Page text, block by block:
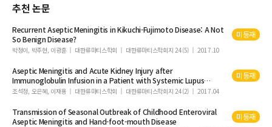
조직 배양된 실험쥐 해마부위 신경원의 전기적 발작 손상에 대한 발열의 영향
DeSanctis-Cacchione 증후군 1례
경련과 의식소실을 주소로 내원한 Estein-Barr 바이러스 연관성 혈구탐식성 림프조
직구증 1례
뇌성마비 환아에서 다양한 방법의 Extensor Toe Sign
난치성 간질을 동반한 결절성 경화증의 수술적 치험 3례
아급성 경화성 범뇌염(Subacute Sclerosing Panencephalitis) : 임상 경험 6례
추천 논문
RecurrentAsepticMeningitis in Kikuchi-Fujimoto Disease: A Not
So Benign Disease?
미등재
박정이, 박주현, 이광훈 대한류마티스학회 대한류마티스학회지 24(5) 2017.10
AsepticMeningitis and Acute Kidney Injury after
Immunoglobulin Infusion in a Patient with Systemic Lupus
Erythematosus and Immune Thrombocytopenic Purpura
미등재
조석정, 오은혜, 이재용 대한류마티스학회 대한류마티스학회지 24(2) 2017.04
Transmission of Seasonal Outbreak of Childhood Enteroviral
AsepticMeningitis and Hand-foot-mouth Disease 미등재